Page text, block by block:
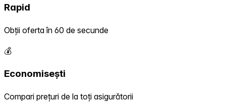
Rapid
Obții oferta în 60 de secunde
💰
Economisești
Compari prețuri de la toți asigurătorii